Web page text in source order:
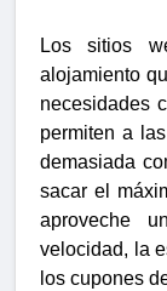
Los sitios
alojamiento
necesidades
permiten a
demasiada
sacar el
aproveche
velocidad, la
los cupones